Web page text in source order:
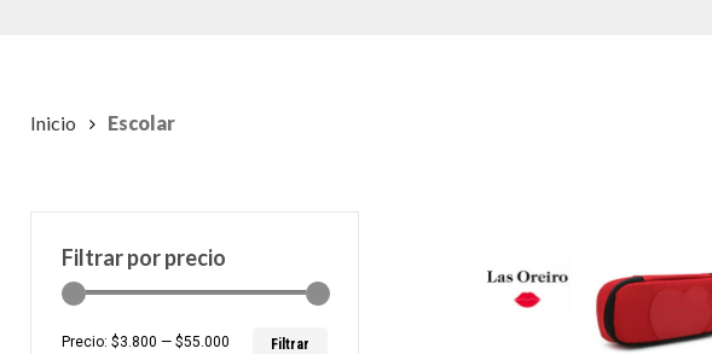
Inicio Escolar
Filtrar por precio
Filtrar
Precio: $3.800 — $55.000